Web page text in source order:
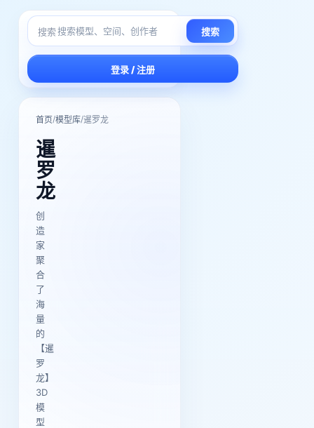
搜索 搜索
登录 / 注册
首页/模型库/暹罗龙
暹
罗
龙
创
造
家
聚
合
了
海
量
的
【暹
罗
龙】
3D
模
型